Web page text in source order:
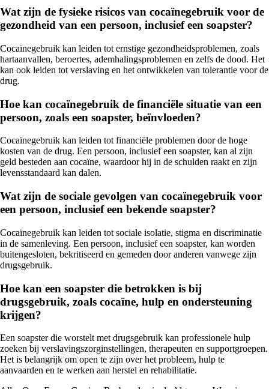
Wat zijn de fysieke risicos van cocaïnegebruik voor de
gezondheid van een persoon, inclusief een soapster?
Cocaïnegebruik kan leiden tot ernstige gezondheidsproblemen, zoals
hartaanvallen, beroertes, ademhalingsproblemen en zelfs de dood. Het
kan ook leiden tot verslaving en het ontwikkelen van tolerantie voor de
drug.
Hoe kan cocaïnegebruik de financiële situatie van een
persoon, zoals een soapster, beïnvloeden?
Cocaïnegebruik kan leiden tot financiële problemen door de hoge
kosten van de drug. Een persoon, inclusief een soapster, kan al zijn
geld besteden aan cocaïne, waardoor hij in de schulden raakt en zijn
levensstandaard kan dalen.
Wat zijn de sociale gevolgen van cocaïnegebruik voor
een persoon, inclusief een bekende soapster?
Cocaïnegebruik kan leiden tot sociale isolatie, stigma en discriminatie
in de samenleving. Een persoon, inclusief een soapster, kan worden
buitengesloten, bekritiseerd en gemeden door anderen vanwege zijn
drugsgebruik.
Hoe kan een soapster die betrokken is bij
drugsgebruik, zoals cocaïne, hulp en ondersteuning
krijgen?
Een soapster die worstelt met drugsgebruik kan professionele hulp
zoeken bij verslavingszorginstellingen, therapeuten en supportgroepen.
Het is belangrijk om open te zijn over het probleem, hulp te
aanvaarden en te werken aan herstel en rehabilitatie.